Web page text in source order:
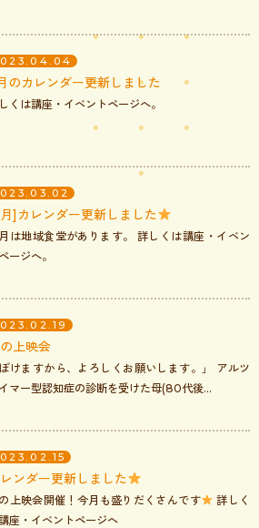
のカレンダー更新しました
くは講座・イベントページへ。
]カレンダー更新しました
は地域食堂があります。 詳しくは講座・イベン
ージへ。
上映会
ぼけますから、よろしくお願いします。」 アルツ
マー型認知症の診断を受けた母(80代後...
ンダー更新しました
上映会開催！今月も盛りだくさんです
詳しく
座・イベントページへ